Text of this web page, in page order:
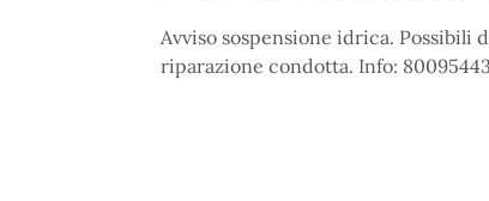
Avviso sospensione idrica. Possibili
riparazione condotta. Info: